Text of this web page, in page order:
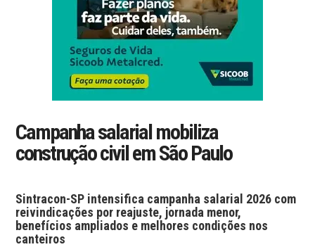
Campanha salarial mobiliza
construção civil em São Paulo
Sintracon-SP intensifica campanha salarial 2026 com
reivindicações por reajuste, jornada menor,
benefícios ampliados e melhores condições nos
canteiros